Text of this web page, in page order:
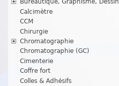
Bureautique, Graphisme, Dessin
Calcimètre
CCM
Chirurgie
Chromatographie
Chromatographie (GC)
Cimenterie
Coffre fort
Colles & Adhésifs